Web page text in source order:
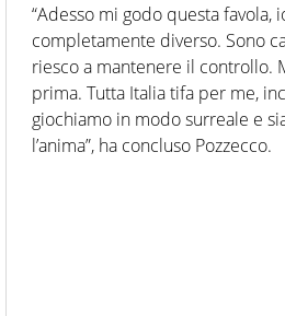
“Adesso mi godo questa favola,
completamente diverso. Sono
riesco a mantenere il controllo.
prima. Tutta Italia tifa per me,
giochiamo in modo surreale e
l’anima”, ha concluso Pozzecco.